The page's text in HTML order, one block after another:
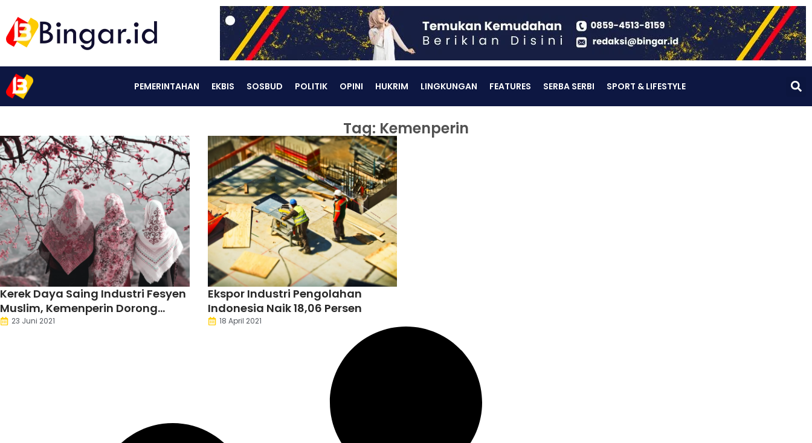
PEMERINTAHAN EKBIS SOSBUD POLITIK OPINI HUKRIM LINGKUNGAN FEATURES SERBA SERBI SPORT & LIFESTYLE
Tag: Kemenperin
Kerek Daya Saing Industri Fesyen
Muslim, Kemenperin Dorong
Sertifikasi Halal
23 Juni 2021
Ekspor Industri Pengolahan
Indonesia Naik 18,06 Persen
18 April 2021